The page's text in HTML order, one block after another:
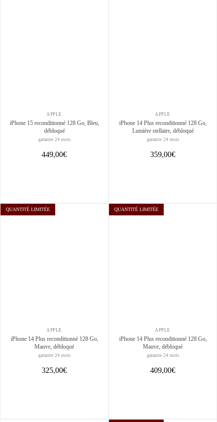
APPLE
iPhone 15 reconditionné 128 Go, Bleu,
débloqué
garantie 24 mois
449,00€
APPLE
iPhone 14 Plus reconditionné 128 Go,
Lumière stellaire, débloqué
garantie 24 mois
359,00€
QUANTITÉ LIMITÉE
APPLE
iPhone 14 Plus reconditionné 128 Go,
Mauve, débloqué
garantie 24 mois
325,00€
QUANTITÉ LIMITÉE
APPLE
iPhone 14 Plus reconditionné 128 Go,
Mauve, débloqué
garantie 24 mois
409,00€